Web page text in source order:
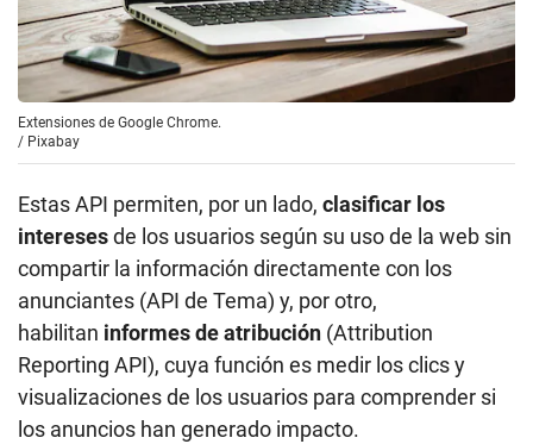
Extensiones de Google Chrome.
/ Pixabay
Estas API permiten, por un lado, clasificar los
interesesde los usuarios según su uso de la web sin
compartir la información directamente con los
anunciantes (API de Tema) y, por otro,
habilitan informes de atribución (Attribution
Reporting API), cuya función es medir los clics y
visualizaciones de los usuarios para comprender si
los anuncios han generado impacto.